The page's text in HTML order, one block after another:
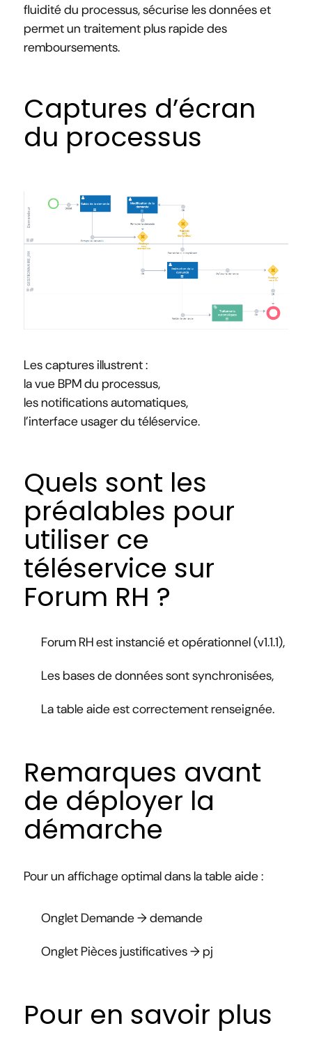
fluidité du processus, sécurise les données et
permet un traitement plus rapide des
remboursements.
Captures d’écran
du processus
Les captures illustrent :
la vue BPM du processus,
les notifications automatiques,
l’interface usager du téléservice.
Quels sont les
préalables pour
utiliser ce
téléservice sur
Forum RH ?
Forum RH est instancié et opérationnel (v1.1.1),
Les bases de données sont synchronisées,
La table aide est correctement renseignée.
Remarques avant
de déployer la
démarche
Pour un affichage optimal dans la table aide :
Onglet Demande → demande
Onglet Pièces justificatives → pj
Pour en savoir plus